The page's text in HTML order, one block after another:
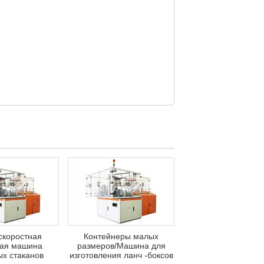
машина
стаканов
Контейнеры малых
размеров/Машина для
изготовления ланч -боксов